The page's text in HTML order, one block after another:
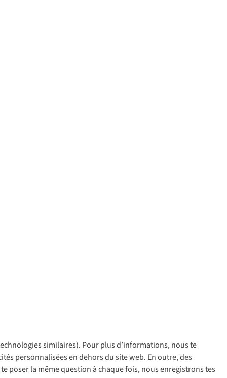
similaires). Pour plus d’informations, nous te
personnalisées en dehors du site web. En outre, des
poser la même question à chaque fois, nous enregistrons tes